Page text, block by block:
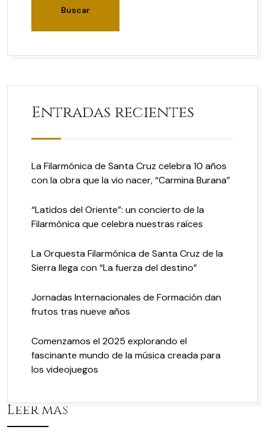
Entradas recientes
La Filarmónica de Santa Cruz celebra 10 años
con la obra que la vio nacer, “Carmina Burana”
“Latidos del Oriente”: un concierto de la
Filarmónica que celebra nuestras raíces
La Orquesta Filarmónica de Santa Cruz de la
Sierra llega con “La fuerza del destino”
Jornadas Internacionales de Formación dan
frutos tras nueve años
Comenzamos el 2025 explorando el
fascinante mundo de la música creada para
los videojuegos
Leer más